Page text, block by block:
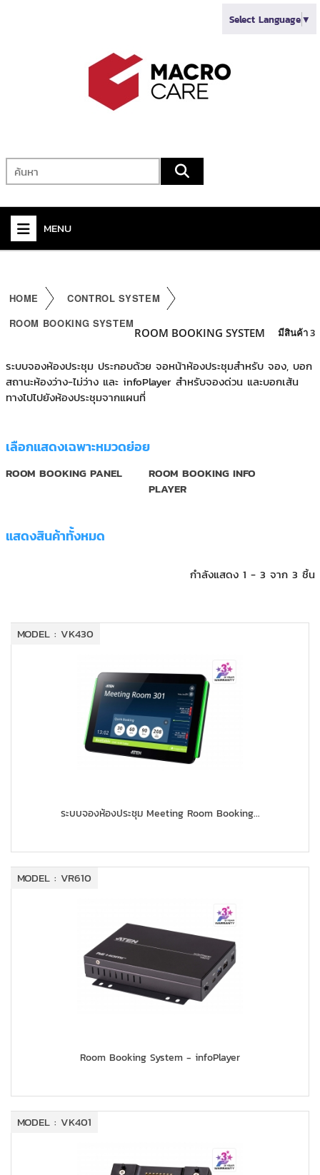
Select Language▼
MENU
AUDIO
+
KVM
+
CONNECTIVITY
OTHER
SUPPORT
ABOUT US
HOME
CONTROL SYSTEM
ROOM BOOKING SYSTEM
ROOM BOOKING SYSTEM มีสินค้า 3
ระบบจองห้องประชุม ประกอบด้วย จอหน้าห้องประชุมสำหรับ จอง, บอก
สถานะห้องว่าง-ไม่ว่าง และ infoPlayer สำหรับจองด่วน และบอกเส้น
ทางไปไปยังห้องประชุมจากแผนที่
เลือกแสดงเฉพาะหมวดย่อย
ROOM BOOKING PANEL
ROOM BOOKING INFO
PLAYER
แสดงสินค้าทั้งหมด
กำลังแสดง 1 - 3 จาก 3 ชิ้น
MODEL : VK430
ระบบจองห้องประชุม Meeting Room Booking...
MODEL : VR610
Room Booking System - infoPlayer
MODEL : VK401